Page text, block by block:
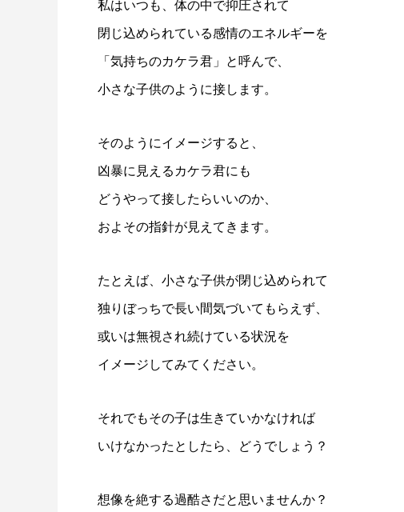
私はいつも、体の中で抑圧されて
閉じ込められている感情のエネルギーを
「気持ちのカケラ君」と呼んで、
小さな子供のように接します。
そのようにイメージすると、
凶暴に見えるカケラ君にも
どうやって接したらいいのか、
およその指針が見えてきます。
たとえば、小さな子供が閉じ込められて
独りぼっちで長い間気づいてもらえず、
或いは無視され続けている状況を
イメージしてみてください。
それでもその子は生きていかなければ
いけなかったとしたら、どうでしょう？
想像を絶する過酷さだと思いませんか？